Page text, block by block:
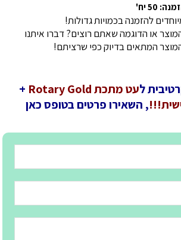
50 יח'
להזמנה בכמויות גדולות!
או הדוגמה שאתם רוצים? דברו איתנו
המתאים בדיוק כפי שרציתם!
לעט מתכת Rotary Gold
+
, השאירו פרטים בטופס כאן